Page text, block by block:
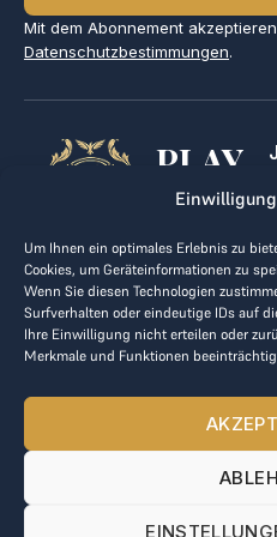
Um Ihnen ein optimales Erlebnis zu
Cookies, um Geräteinformationen zu
Wenn Sie diesen Technologien
Surfverhalten oder eindeutige IDs auf
Ihre Einwilligung nicht erteilen oder
Merkmale und Funktionen
Mit dem Abonnement
Datenschutzbestimmungen.
PLAY
GOLF,
MAKE
kontakt@the-loge.com
Unser freundliches Team
Mo-Fr von 8:00 bis 17:00
© 2025 The LOGE. Alle